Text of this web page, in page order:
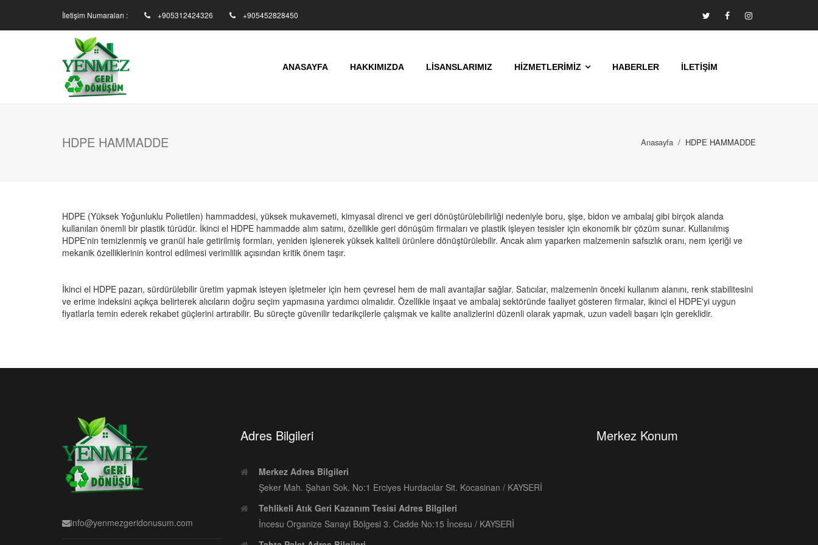
İletişim Numaraları : +905312424326 +905452828450
ANASAYFA HAKKIMIZDA LİSANSLARIMIZ HİZMETLERİMİZ HABERLER İLETİŞİM
HDPE HAMMADDE Anasayfa / HDPE HAMMADDE
HDPE (Yüksek Yoğunluklu Polietilen) hammaddesi, yüksek mukavemeti, kimyasal direnci ve geri dönüştürülebilirliği nedeniyle boru, şişe, bidon ve ambalaj gibi birçok alanda
kullanılan önemli bir plastik türüdür. İkinci el HDPE hammadde alım satımı, özellikle geri dönüşüm firmaları ve plastik işleyen tesisler için ekonomik bir çözüm sunar. Kullanılmış
HDPE'nin temizlenmiş ve granül hale getirilmiş formları, yeniden işlenerek yüksek kaliteli ürünlere dönüştürülebilir. Ancak alım yaparken malzemenin safsızlık oranı, nem içeriği ve
mekanik özelliklerinin kontrol edilmesi verimlilik açısından kritik önem taşır.
İkinci el HDPE pazarı, sürdürülebilir üretim yapmak isteyen işletmeler için hem çevresel hem de mali avantajlar sağlar. Satıcılar, malzemenin önceki kullanım alanını, renk stabilitesini
ve erime indeksini açıkça belirterek alıcıların doğru seçim yapmasına yardımcı olmalıdır. Özellikle inşaat ve ambalaj sektöründe faaliyet gösteren firmalar, ikinci el HDPE'yi uygun
fiyatlarla temin ederek rekabet güçlerini artırabilir. Bu süreçte güvenilir tedarikçilerle çalışmak ve kalite analizlerini düzenli olarak yapmak, uzun vadeli başarı için gereklidir.
info@yenmezgeridonusum.com
Adres Bilgileri
Merkez Adres Bilgileri
Şeker Mah. Şahan Sok. No:1 Erciyes Hurdacılar Sit. Kocasinan / KAYSERİ
Tehlikeli Atık Geri Kazanım Tesisi Adres Bilgileri
İncesu Organize Sanayi Bölgesi 3. Cadde No:15 İncesu / KAYSERİ
Merkez Konum